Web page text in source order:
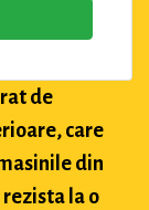
de
care
din
la o